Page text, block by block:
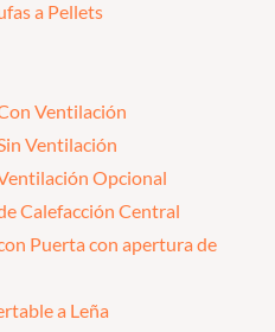
a Pellets
Ventilación
Ventilación
Opcional
Calefacción Central
Puerta con apertura de
a Leña